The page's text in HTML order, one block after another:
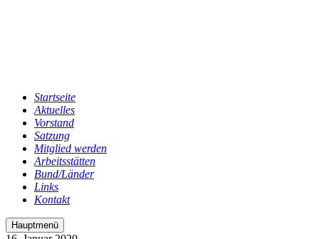
Startseite
Aktuelles
Vorstand
Satzung
Mitglied werden
Arbeitsstätten
Bund/Länder
Links
Kontakt
Hauptmenü